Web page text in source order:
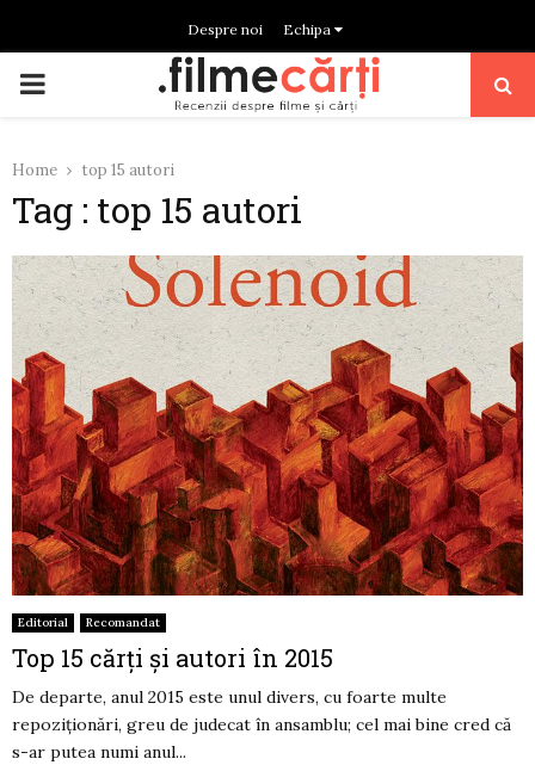
Despre noi Echipa
PRIMARY
Home top 15 autori
Tag : top 15 autori
Editorial Recomandat
Top 15 cărți și autori în 2015
De departe, anul 2015 este unul divers, cu foarte multe
repoziționări, greu de judecat în ansamblu; cel mai bine cred că
s-ar putea numi anul...